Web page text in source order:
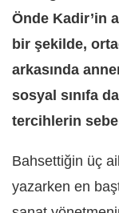
Önde Kadir’in
bir şekilde,
arkasında
sosyal sınıfa
tercihlerin
Bahsettiğin üç
yazarken en